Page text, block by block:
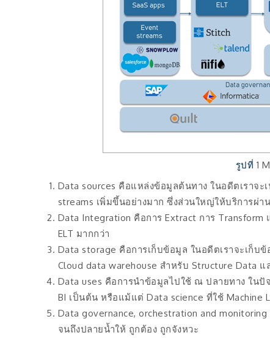
รูปที่ 1
Data sources คือแหล่งข้อมูลต้นทาง ในอดีตเราจะ
streams เพิ่มขึ้นอย่างมาก ซึ่งส่วนใหญ่ให้บริการผ่า
Data Integration คือการ Extract การ Transform
ELT มากกว่า
Data storage คือการเก็บข้อมูล ในอดีตเราจะเก็บ
Cloud data warehouse สำหรับ Structure Data
Data uses คือการนำข้อมูลไปใช้ ณ ปลายทาง ในปั
BI เป็นต้น หรือแม้แต่ Data science ที่ใช้ Machine
Data governance, orchestration and
จนถึงปลายน้ำให้ ถูกต้อง ถูกจังหวะ